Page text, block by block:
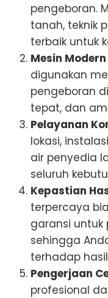
pengeboran.
tanah, teknik
terbaik untuk
Mesin Modern
digunakan
pengeboran
tepat, dan
Pelayanan
lokasi,
air penyedia
seluruh
Kepastian
terpercaya
garansi untuk
sehingga
terhadap
Pengerjaan
profesional